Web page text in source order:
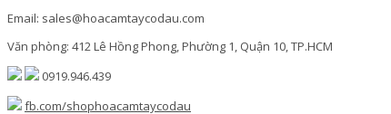
Email: sales@hoacamtaycodau.com
Văn phòng: 412 Lê Hồng Phong, Phường 1, Quận 10, TP.HCM
0919.946.439
fb.com/shophoacamtaycodau